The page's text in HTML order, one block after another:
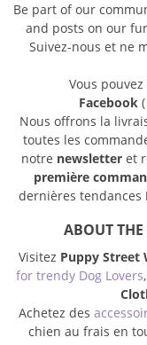
Be part of our
and posts on our
Suivez-nous et ne
Vous
Facebook (
Nous offrons la
toutes les
notre newsletter et
première
dernières tendances
ABOUT THE
Visitez Puppy Street
for trendy Dog Lovers
Achetez des
chien au frais en